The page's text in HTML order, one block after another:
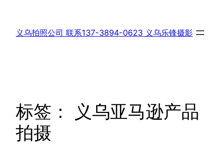
义乌拍照公司 联系137-3894-0623 义乌乐锋摄影
标签：
义乌亚马逊产品
拍摄